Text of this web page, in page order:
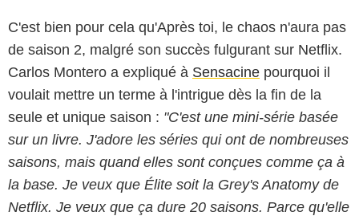
C'est bien pour cela qu'Après toi, le chaos n'aura pas
de saison 2, malgré son succès fulgurant sur Netflix.
Carlos Montero a expliqué à Sensacine pourquoi il
voulait mettre un terme à l'intrigue dès la fin de la
seule et unique saison : "C'est une mini-série basée
sur un livre. J'adore les séries qui ont de nombreuses
saisons, mais quand elles sont conçues comme ça à
la base. Je veux que Élite soit la Grey's Anatomy de
Netflix. Je veux que ça dure 20 saisons. Parce qu'elle